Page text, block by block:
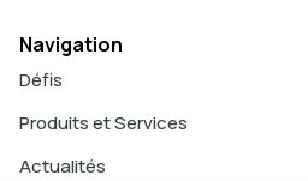
Navigation
Défis
Produits et Services
Actualités